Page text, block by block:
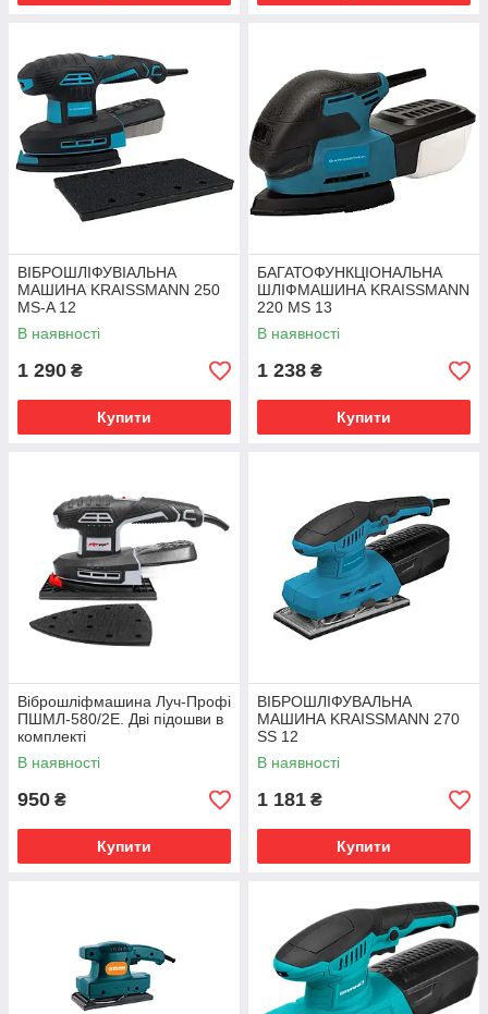
ВІБРОШЛІФУВІАЛЬНА
МАШИНА KRAISSMANN 250
MS-A 12
В наявності
1 290 ₴
Купити
БАГАТОФУНКЦІОНАЛЬНА
ШЛІФМАШИНА KRAISSMANN
220 MS 13
В наявності
1 238 ₴
Купити
Віброшліфмашина Луч-Профі
ПШМЛ-580/2Е. Дві підошви в
комплекті
В наявності
950 ₴
Купити
ВІБРОШЛІФУВАЛЬНА
МАШИНА KRAISSMANN 270
SS 12
В наявності
1 181 ₴
Купити